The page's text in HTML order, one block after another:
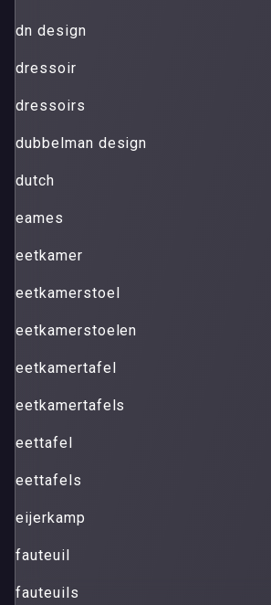
dn design
dressoir
dressoirs
dubbelman design
dutch
eames
eetkamer
eetkamerstoel
eetkamerstoelen
eetkamertafel
eetkamertafels
eettafel
eettafels
eijerkamp
fauteuil
fauteuils